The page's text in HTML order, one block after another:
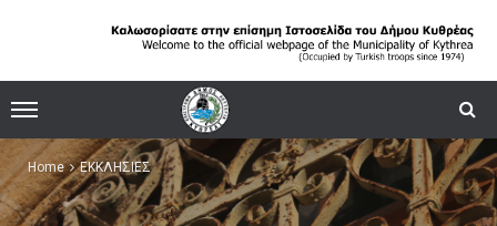
Home ΕΚΚΛΗΣΙΕΣ